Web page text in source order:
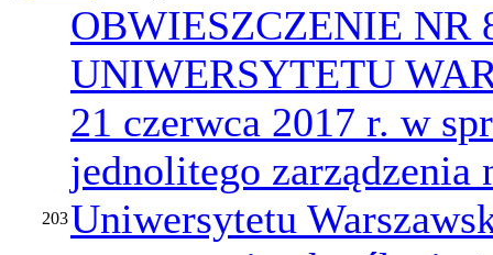
203
OBWIESZCZENIE NR
UNIWERSYTETU
21 czerwca 2017 r. w
jednolitego zarządzenia
Uniwersytetu